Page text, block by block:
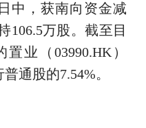
中，获南向资金减
106.5万股。截至目
业（03990.HK）
通股的7.54%。